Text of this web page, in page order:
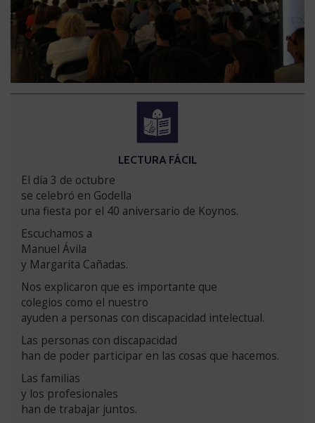
VERSIÓN
LECTURA FÁCIL
Saltar
versión
en
lectura
fácil
El día 3 de octubre
se celebró en Godella
una fiesta por el 40 aniversario de Koynos.
Escuchamos a
Manuel Ávila
y Margarita Cañadas.
Nos explicaron que es importante que
colegios como el nuestro
ayuden a personas con discapacidad intelectual.
Las personas con discapacidad
han de poder participar en las cosas que hacemos.
Las familias
y los profesionales
han de trabajar juntos.